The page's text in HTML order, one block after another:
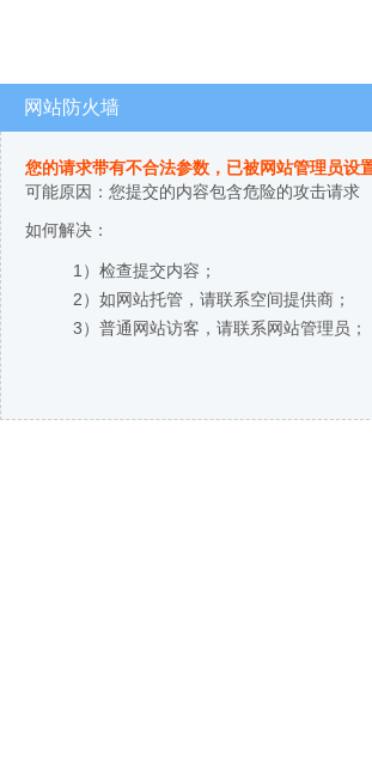
网站防火墙
您的请求带有不合法参数，已被网站管理员设
可能原因：您提交的内容包含危险的攻击请求
如何解决：
1）检查提交内容；
2）如网站托管，请联系空间提供商；
3）普通网站访客，请联系网站管理员；